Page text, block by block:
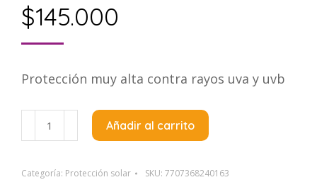
$145.000
Protección muy alta contra rayos uva y uvb
Epidermique
Episoleil
Alta
Añadir al carrito
Categoría: Protección solar SKU: 7707368240163